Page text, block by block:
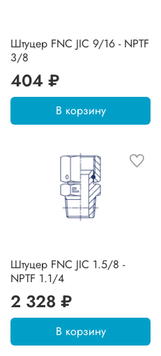
Штуцер FNC JIC 9/16 - NPTF
3/8
404 ₽
В корзину
Штуцер FNC JIC 1.5/8 -
NPTF 1.1/4
2 328 ₽
В корзину